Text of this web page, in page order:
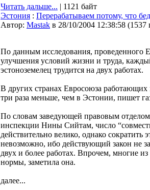
Читать дальше... | 1121 байт
Эстония : Перерабатываем потому, что
Автор: Мastak в 28/10/2004 12:38:58 (1537
По данным исследования, проведенного
улучшения условий жизни и труда,
эстоноземелец трудится на двух работах.
В других странах Евросоюза работающих
три раза меньше, чем в Эстонии, пишет
По словам заведующей правовым
инспекции Нины Сийтам, число
действительно велико, однако сократить
невозможно, ибо действующий закон не
двух и более работах. Впрочем, многие из
нормы, заметила она.
далее...